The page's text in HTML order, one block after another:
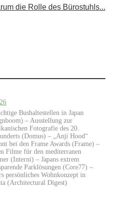
die Rolle des Bürostuhls...
Bushaltestellen in Japan
– Ausstellung zur
Fotografie des 20.
(Domus) – „Anji Hood“
bei den Frame Awards (Frame) –
Filme für den mediterranen
(Interni) – Japans extrem
Parklösungen (Core77) –
persönliches Wohnkonzept in
(Architectural Digest)